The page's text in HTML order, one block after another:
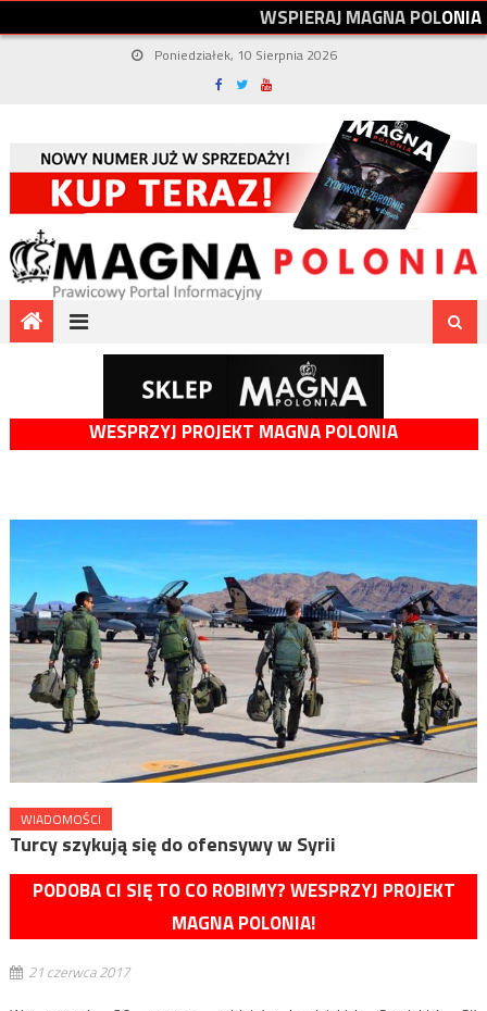
WSPIERAJMAGNAPOLONIA
Poniedziałek, 10 Sierpnia 2026
WESPRZYJ PROJEKT MAGNA POLONIA
WIADOMOŚCI
Turcy szykują się do ofensywy w Syrii
PODOBA CI SIĘ TO CO ROBIMY? WESPRZYJ PROJEKT
MAGNA POLONIA!
21 czerwca 2017